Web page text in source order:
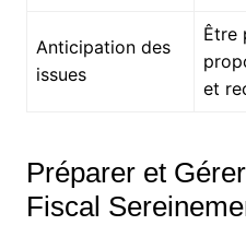
Anticipation des
issues
Être
et
Préparer et
Fiscal